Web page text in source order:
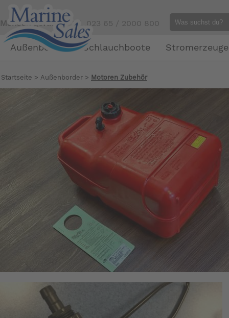
Mensch gefällig?Tel. 023 65 / 2000 800
Außenborder Schlauchboote
Startseite > Außenborder > Motoren Zubehör